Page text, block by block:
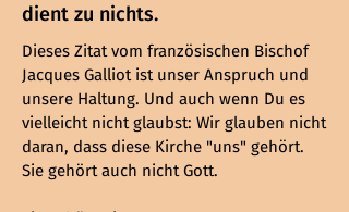
dient zu nichts.
Dieses Zitat vom französischen Bischof
Jacques Galliot ist unser Anspruch und
unsere Haltung. Und auch wenn Du es
vielleicht nicht glaubst: Wir glauben nicht
daran, dass diese Kirche "uns" gehört.
​Sie gehört auch nicht Gott.